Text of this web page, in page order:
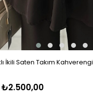
İkili Saten Takım Kahverengi
₺2.500,00